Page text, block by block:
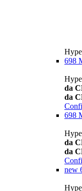
698
da
da
698
da
da
new